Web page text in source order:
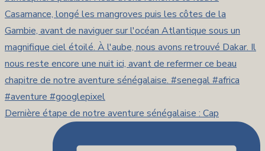
Dernière étape de notre aventure sénégalaise : Cap